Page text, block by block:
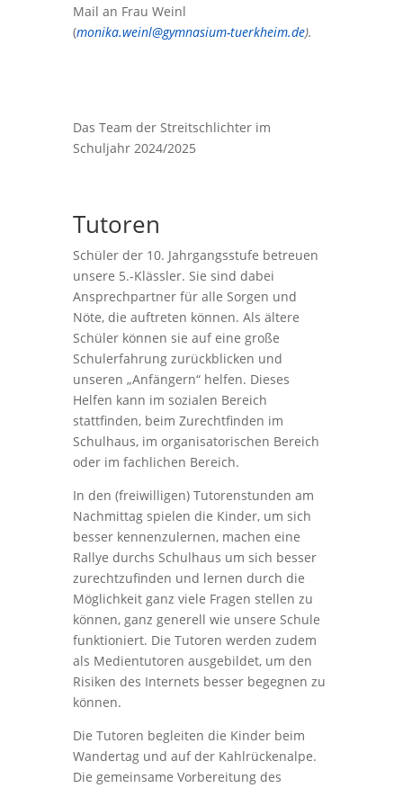
Mail an Frau Weinl
(monika.weinl@gymnasium-tuerkheim.de).
Das Team der Streitschlichter im
Schuljahr 2024/2025
Tutoren
Schüler der 10. Jahrgangsstufe betreuen
unsere 5.-Klässler. Sie sind dabei
Ansprechpartner für alle Sorgen und
Nöte, die auftreten können. Als ältere
Schüler können sie auf eine große
Schulerfahrung zurückblicken und
unseren „Anfängern“ helfen. Dieses
Helfen kann im sozialen Bereich
stattfinden, beim Zurechtfinden im
Schulhaus, im organisatorischen Bereich
oder im fachlichen Bereich.
In den (freiwilligen) Tutorenstunden am
Nachmittag spielen die Kinder, um sich
besser kennenzulernen, machen eine
Rallye durchs Schulhaus um sich besser
zurechtzufinden und lernen durch die
Möglichkeit ganz viele Fragen stellen zu
können, ganz generell wie unsere Schule
funktioniert. Die Tutoren werden zudem
als Medientutoren ausgebildet, um den
Risiken des Internets besser begegnen zu
können.
Die Tutoren begleiten die Kinder beim
Wandertag und auf der Kahlrückenalpe.
Die gemeinsame Vorbereitung des